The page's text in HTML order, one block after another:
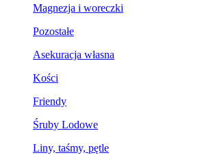
Magnezja i woreczki
Pozostałe
Asekuracja własna
Kości
Friendy
Śruby Lodowe
Liny, taśmy, pętle